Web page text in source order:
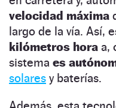
velocidad máxima
largo de la vía. Así,
kilómetros hora a,
sistema es
solares y baterías.